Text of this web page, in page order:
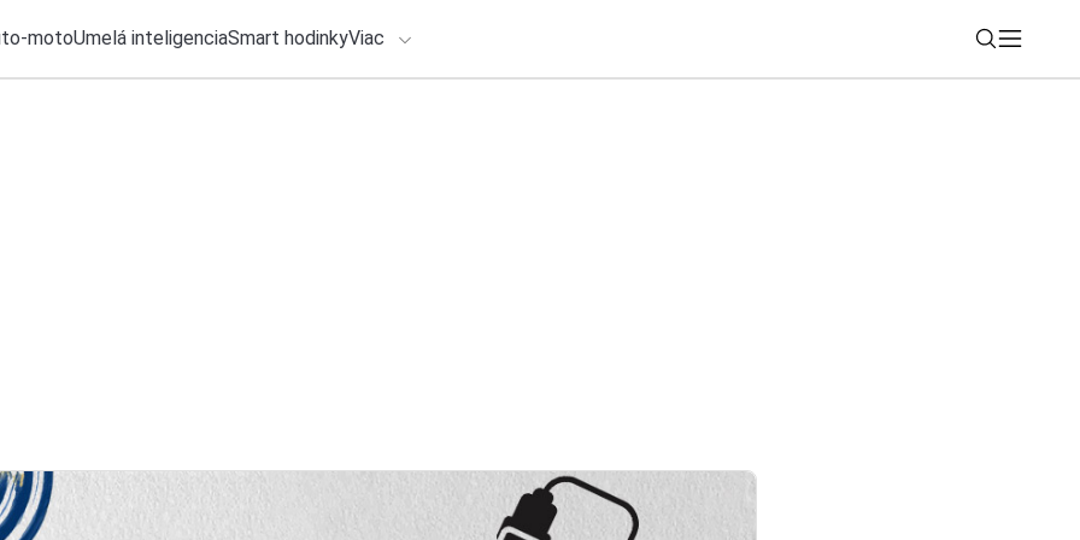
motoUmelá inteligenciaSmart hodinkyViac